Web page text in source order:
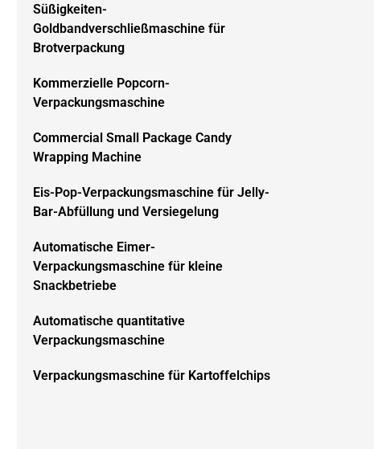
Süßigkeiten-
Goldbandverschließmaschine für
Brotverpackung
Kommerzielle Popcorn-
Verpackungsmaschine
Commercial Small Package Candy
Wrapping Machine
Eis-Pop-Verpackungsmaschine für Jelly-
Bar-Abfüllung und Versiegelung
Automatische Eimer-
Verpackungsmaschine für kleine
Snackbetriebe
Automatische quantitative
Verpackungsmaschine
Verpackungsmaschine für Kartoffelchips